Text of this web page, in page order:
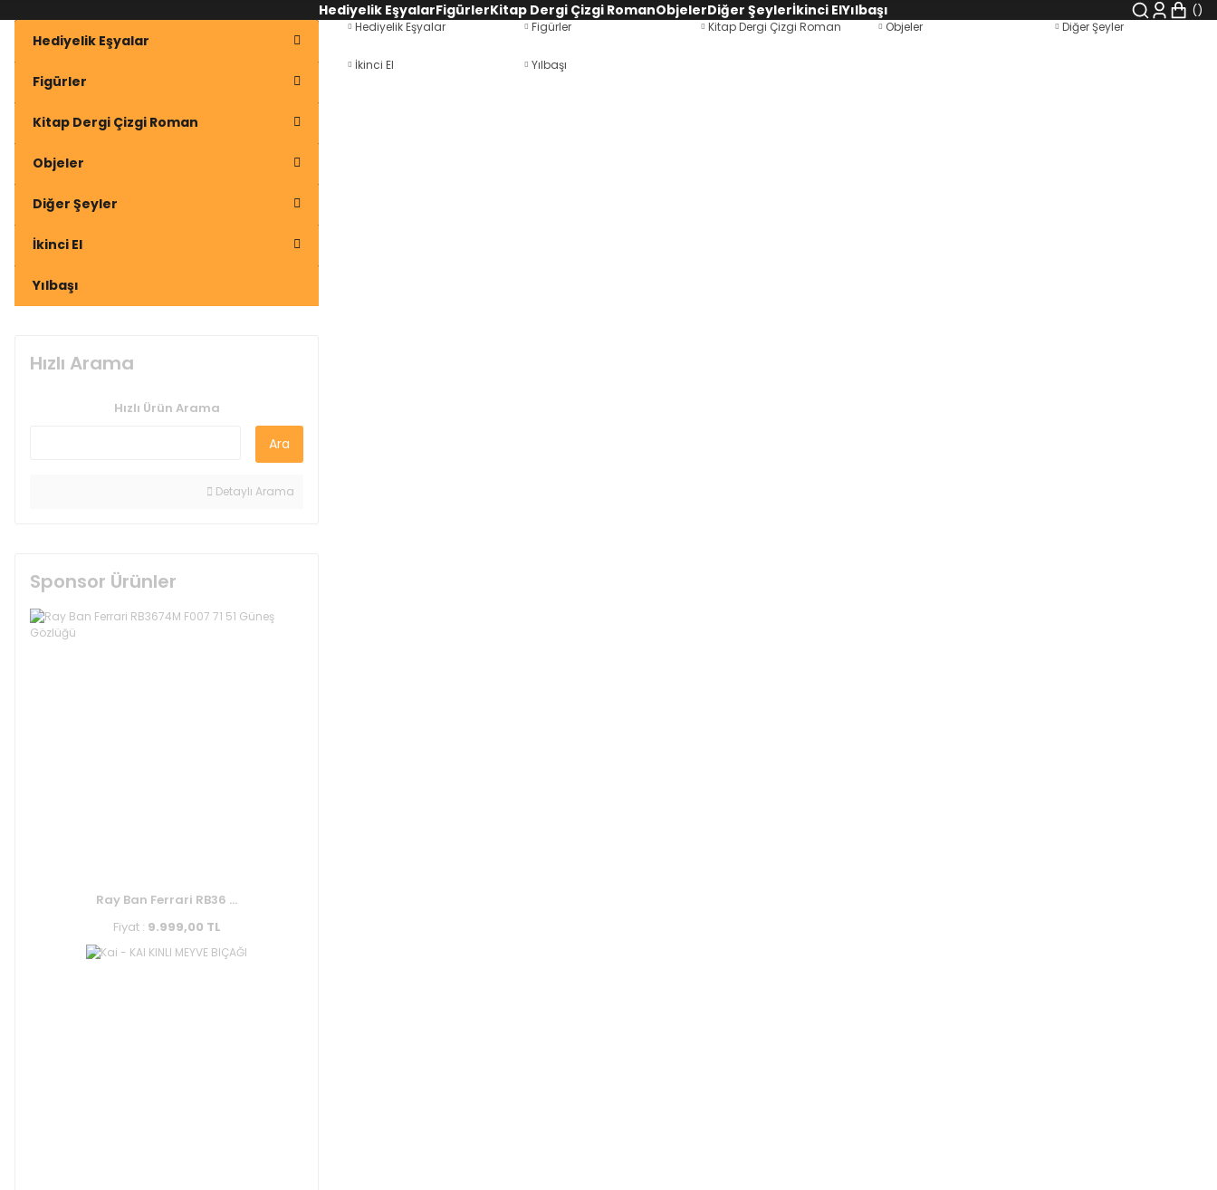
Hediyelik EşyalarFigürlerKitap Dergi Çizgi RomanObjelerDiğer Şeylerİkinci ElYılbaşı
Hediyelik Eşyalar
Figürler
Kitap Dergi Çizgi Roman
Objeler
Diğer Şeyler
İkinci El
Yılbaşı
Hızlı Arama
Hızlı Ürün Arama
Ara
Detaylı Arama
Sponsor Ürünler
Ray Ban Ferrari RB36 ...
Fiyat : 9.999,00 TL
Hediyelik Eşyalar Figürler Kitap Dergi Çizgi Roman Objeler Diğer Şeyler
İkinci El Yılbaşı